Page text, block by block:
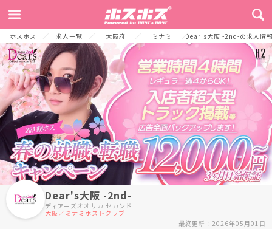
ホスホス 求人一覧 大阪府 ミナミ Dear's大阪 -2nd-の求人情
TOP お店からのメッセージ 募集要項
Dear's大阪 -2nd-
ディアーズオオサカ セカンド
大阪／ミナミホストクラブ
最終更新：2026年05月01日